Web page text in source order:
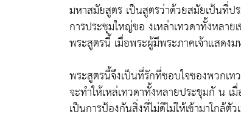
มหาสมัยสูตร เป็นสูตรว่าด้วยสมัยเป้นที่ป
การประชุมใหญ่ขอ งเหล่าเทวดาทั้งหลา
พระสูตรนี้ เมื่อพระผู้มีพระภาคเจ้าแสดง
พระสูตรนี้จึงเป็นที่รักที่ชอบใจของพวกเ
จะทำให้เหล่เทวดาทั้งหลายประชุมกั น
เป็นการป้องกันสิ่งที่ไม่ดีไม่ให้เข้ามาใกล้ตัว